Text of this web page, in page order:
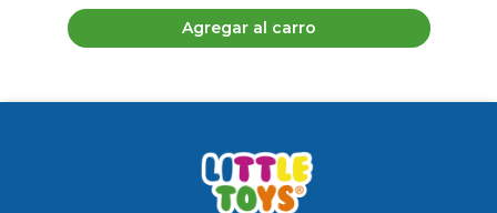
Agregar al carro